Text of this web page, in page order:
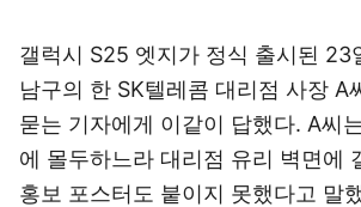
갤럭시 S25 엣지가 정식 출시된 23
남구의 한 SK텔레콤 대리점 사장 A
묻는 기자에게 이같이 답했다. A씨
에 몰두하느라 대리점 유리 벽면에
홍보 포스터도 붙이지 못했다고 말